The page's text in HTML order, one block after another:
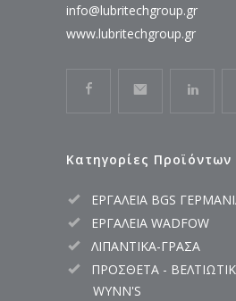
info@lubritechgroup.gr
www.lubritechgroup.gr
Κατηγορίες Προϊόντων
ΕΡΓΑΛΕΙΑ BGS
ΕΡΓΑΛΕΙΑ WADFOW
ΛΙΠΑΝΤΙΚΑ-ΓΡΑΣΑ
ΠΡΟΣΘΕΤΑ -
WYNN'S